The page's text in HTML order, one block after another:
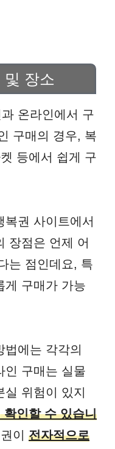
및 장소
온라인에서 구
구매의 경우, 복
등에서 쉽게 구
복권 사이트에서
장점은 언제 어
는 점인데요, 특
게 구매가 가능
법에는 각각의
인 구매는 실물
위험이 있지
인할 수 있습니
이 전자적으로